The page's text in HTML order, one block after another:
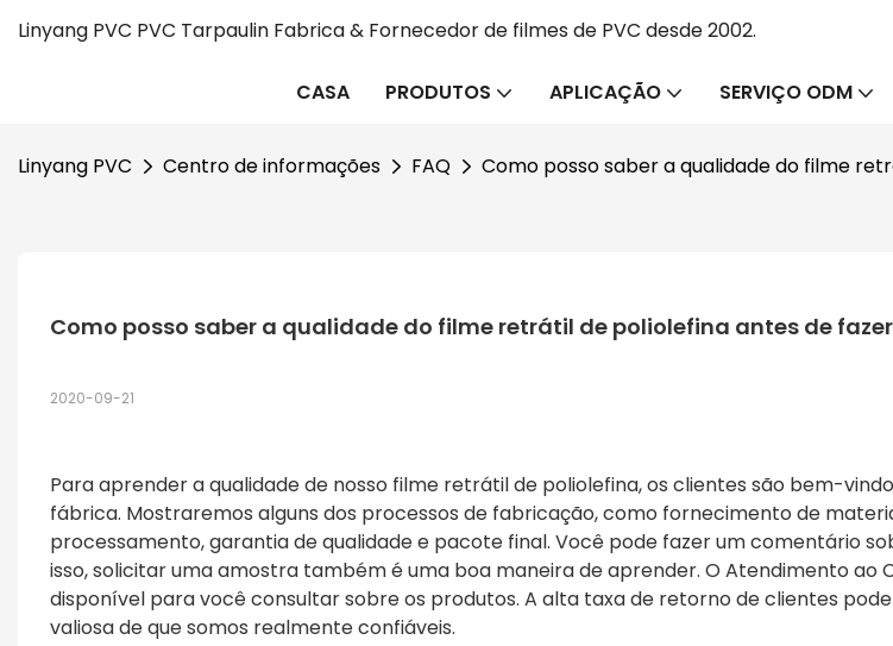
Linyang PVC PVC Tarpaulin Fabrica & Fornecedor de filmes de PVC desde 2002.
CASA PRODUTOS APLICAÇÃO SERVIÇO ODM
Linyang PVC Centro de informações FAQ Como posso saber a qualidade do filme
Como posso saber a qualidade do filme retrátil de poliolefina antes de
2020-09-21
Para aprender a qualidade de nosso filme retrátil de poliolefina, os clientes são bem-
fábrica. Mostraremos alguns dos processos de fabricação, como fornecimento de
processamento, garantia de qualidade e pacote final. Você pode fazer um comentário
isso, solicitar uma amostra também é uma boa maneira de aprender. O Atendimento ao
disponível para você consultar sobre os produtos. A alta taxa de retorno de clientes
valiosa de que somos realmente confiáveis.